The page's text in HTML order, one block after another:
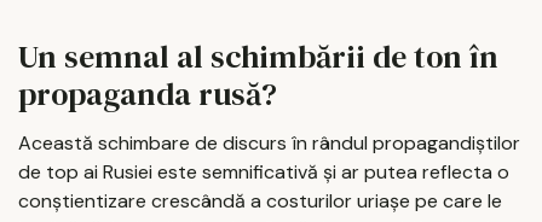
Un semnal al schimbării de ton în
propaganda rusă?
Această schimbare de discurs în rândul propagandiștilor
de top ai Rusiei este semnificativă și ar putea reflecta o
conștientizare crescândă a costurilor uriașe pe care le